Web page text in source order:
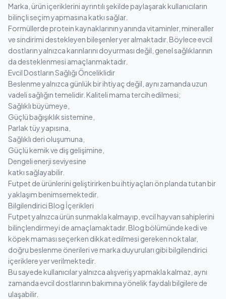
Marka, ürün içeriklerini ayrıntılı şekilde paylaşarak kullanıcıların
bilinçli seçim yapmasına katkı sağlar.
Formüllerde protein kaynaklarının yanında vitaminler, mineraller
ve sindirimi destekleyen bileşenler yer almaktadır. Böylece evcil
dostların yalnızca karınlarını doyurması değil, genel sağlıklarının
da desteklenmesi amaçlanmaktadır.
Evcil Dostların Sağlığı Önceliklidir
Beslenme yalnızca günlük bir ihtiyaç değil, aynı zamanda uzun
vadeli sağlığın temelidir. Kaliteli mama tercih edilmesi;
Sağlıklı büyümeye,
Güçlü bağışıklık sistemine,
Parlak tüy yapısına,
Sağlıklı deri oluşumuna,
Güçlü kemik ve diş gelişimine,
Dengeli enerji seviyesine
katkı sağlayabilir.
Futpet de ürünlerini geliştirirken bu ihtiyaçları ön planda tutan bir
yaklaşım benimsemektedir.
Bilgilendirici Blog İçerikleri
Futpet yalnızca ürün sunmakla kalmayıp, evcil hayvan sahiplerini
bilinçlendirmeyi de amaçlamaktadır. Blog bölümünde kedi ve
köpek maması seçerken dikkat edilmesi gereken noktalar,
doğru beslenme önerileri ve marka duyuruları gibi bilgilendirici
içeriklere yer verilmektedir.
Bu sayede kullanıcılar yalnızca alışveriş yapmakla kalmaz, aynı
zamanda evcil dostlarının bakımına yönelik faydalı bilgilere de
ulaşabilir.